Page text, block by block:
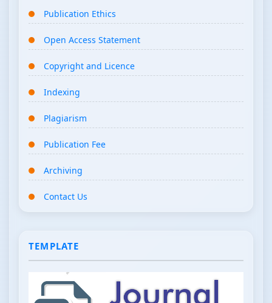
Publication Ethics
Open Access Statement
Copyright and Licence
Indexing
Plagiarism
Publication Fee
Archiving
Contact Us
TEMPLATE